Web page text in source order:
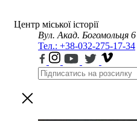
Центр міської історії
Вул. Акад. Богомольця 6
Тел.: +38-032-275-17-34